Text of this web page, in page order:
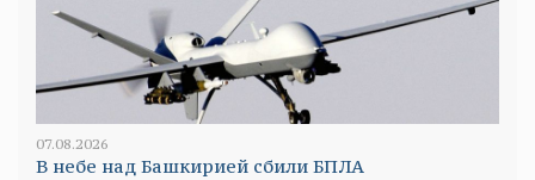
07.08.2026
В небе над Башкирией сбили БПЛА